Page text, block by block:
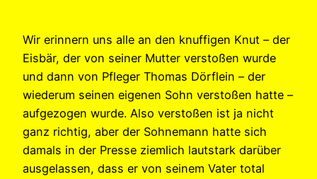
Wir erinnern uns alle an den knuffigen Knut – der
Eisbär, der von seiner Mutter verstoßen wurde
und dann von Pfleger Thomas Dörflein – der
wiederum seinen eigenen Sohn verstoßen hatte –
aufgezogen wurde. Also verstoßen ist ja nicht
ganz richtig, aber der Sohnemann hatte sich
damals in der Presse ziemlich lautstark darüber
ausgelassen, dass er von seinem Vater total